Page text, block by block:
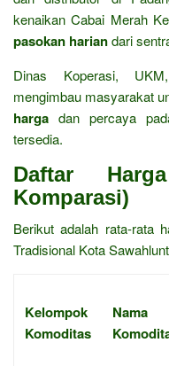
kenaikan Cabai Merah
pasokan hariandari
Dinas Koperasi,
mengimbau masyarakat
harga dan percaya
tersedia.
Daftar
Komparasi)
Berikut adalah rata-rata
Tradisional Kota
Kelompok
Komoditas
Nama